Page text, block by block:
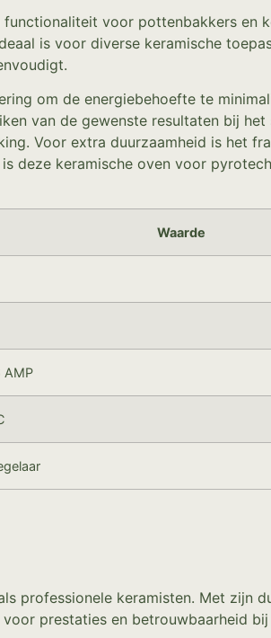
voor pottenbakkers en
is voor diverse keramische
om de energiebehoefte te
van de gewenste resultaten bij het
Voor extra duurzaamheid is het
deze keramische oven voor
Waarde
AMP
professionele keramisten. Met zijn
prestaties en betrouwbaarheid